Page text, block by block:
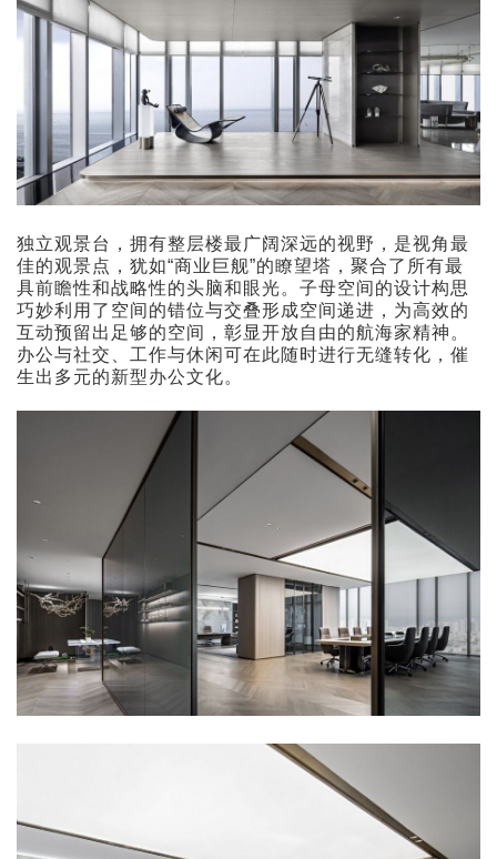
独立观景台，拥有整层楼最广阔深远的视野，是视角最
佳的观景点，犹如“商业巨舰”的瞭望塔，聚合了所有最
具前瞻性和战略性的头脑和眼光。子母空间的设计构思
巧妙利用了空间的错位与交叠形成空间递进，为高效的
互动预留出足够的空间，彰显开放自由的航海家精神。
办公与社交、工作与休闲可在此随时进行无缝转化，催
生出多元的新型办公文化。